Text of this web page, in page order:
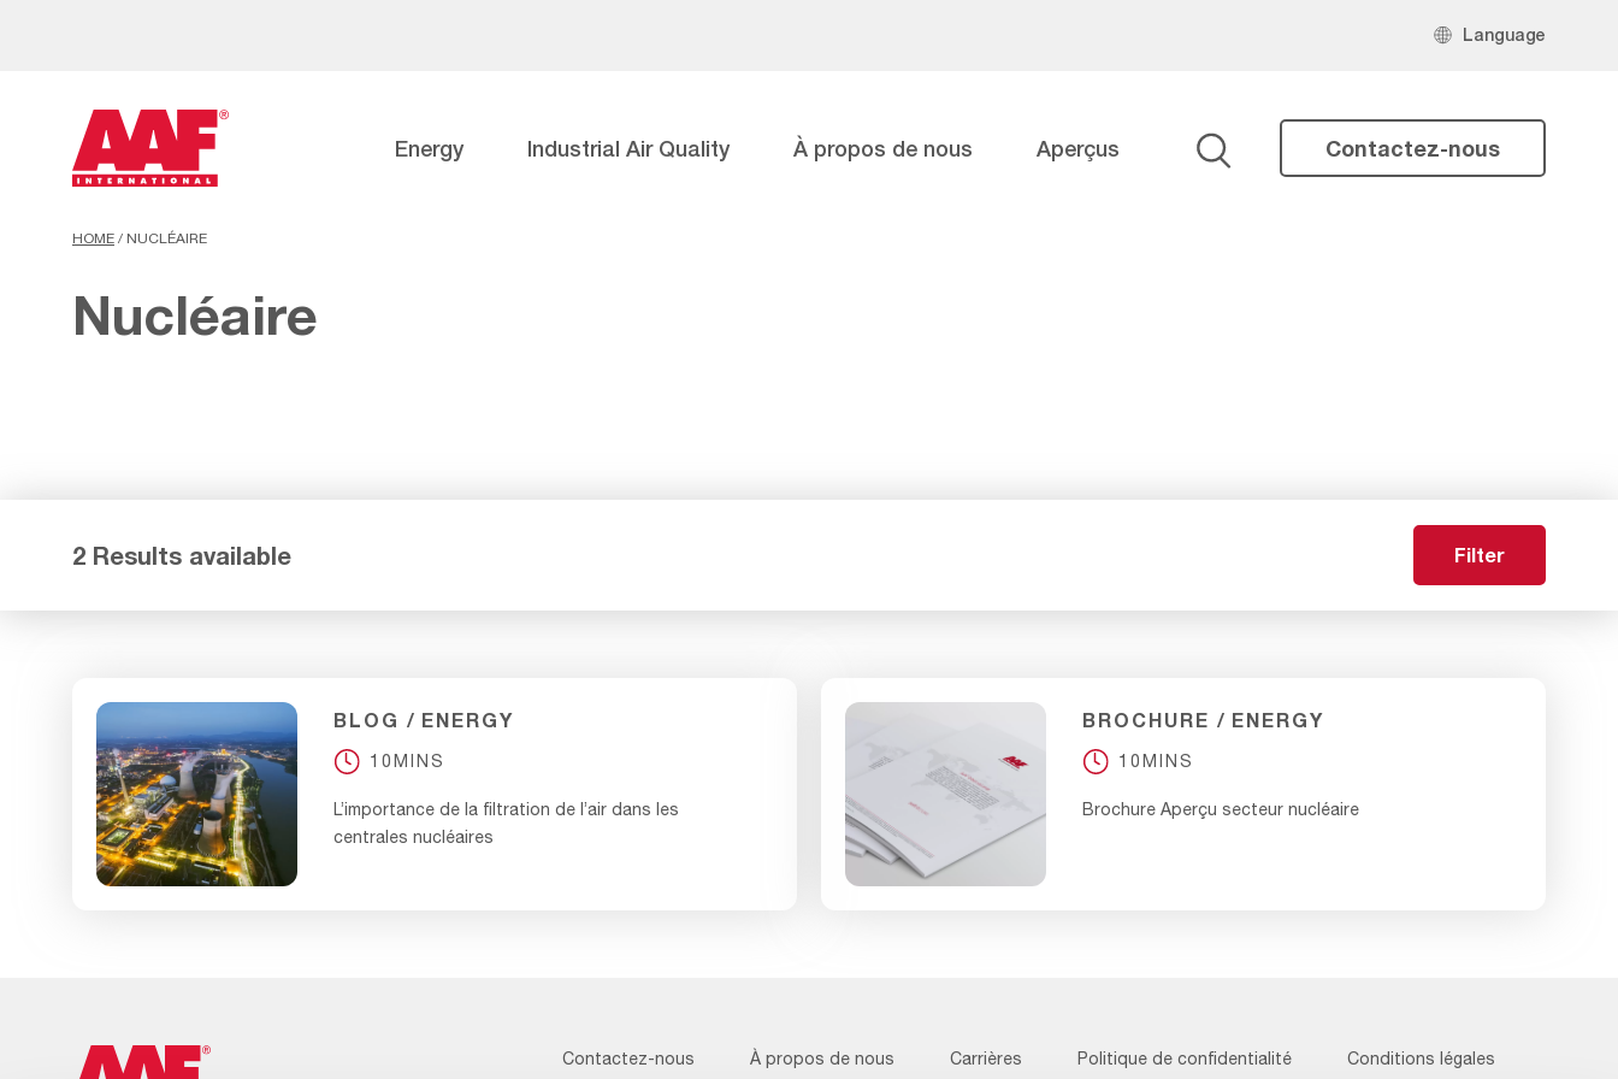
Language
Contactez-nous
Energy Industrial Air Quality À propos de nous Aperçus
HOME / NUCLÉAIRE
Nucléaire
2 Results available Filter
BLOG ENERGY
10MINS
L’importance de la filtration de l’air dans les
centrales nucléaires
BROCHURE ENERGY
10MINS
Brochure Aperçu secteur nucléaire
Contactez-nous À propos de nous Carrières Politique de confidentialité Conditions légales